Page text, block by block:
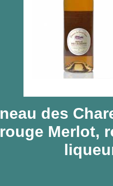
des
Merlot,